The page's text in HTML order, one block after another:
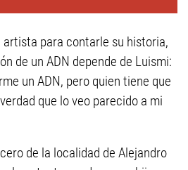
para contarle su historia,
de un ADN depende de Luismi:
un ADN, pero quien tiene que
que lo veo parecido a mi
de la localidad de Alejandro